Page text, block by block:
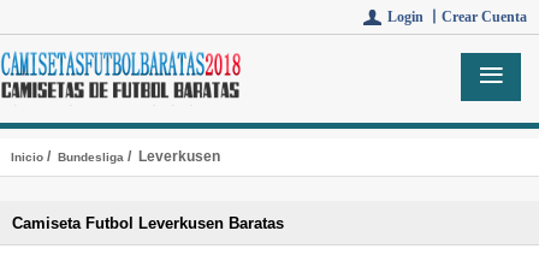
Login 丨 Crear Cuenta
Inicio/ Bundesliga/ Leverkusen
Camiseta Futbol Leverkusen Baratas